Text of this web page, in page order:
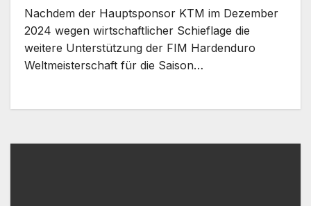
Nachdem der Hauptsponsor KTM im Dezember
2024 wegen wirtschaftlicher Schieflage die
weitere Unterstützung der FIM Hardenduro
Weltmeisterschaft für die Saison…